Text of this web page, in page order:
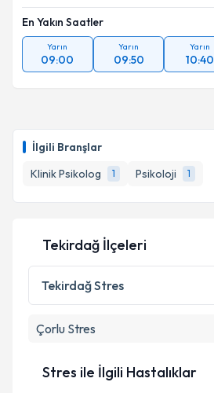
İlgili Branşlar
Klinik Psikolog
1 Psikoloji 1
En Yakın Saatler
Yarın
09:00
Yarın
09:50
Yarın
10:40
Tekirdağ İlçeleri
TekirdağStres
Çorlu Stres
Stres ile İlgili Hastalıklar